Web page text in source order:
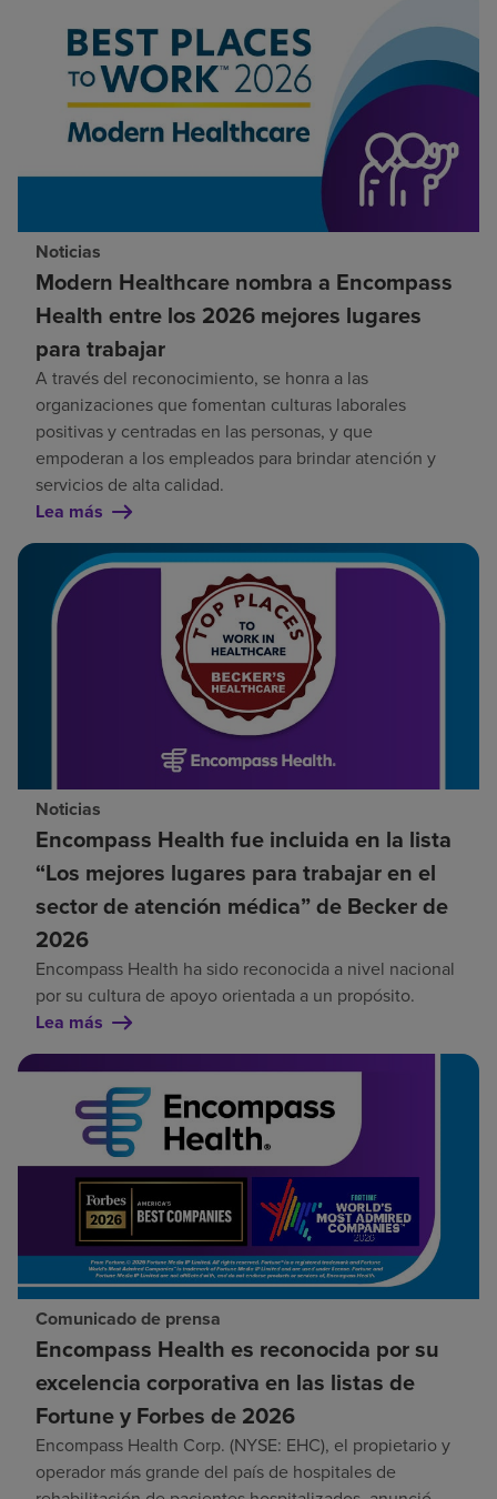
Noticias
Modern Healthcare nombra a Encompass
Health entre los 2026 mejores lugares
para trabajar
A través del reconocimiento, se honra a las
organizaciones que fomentan culturas laborales
positivas y centradas en las personas, y que
empoderan a los empleados para brindar atención y
servicios de alta calidad.
Lea más
Noticias
Encompass Health fue incluida en la lista
“Los mejores lugares para trabajar en el
sector de atención médica” de Becker de
2026
Encompass Health ha sido reconocida a nivel nacional
por su cultura de apoyo orientada a un propósito.
Lea más
Comunicado de prensa
Encompass Health es reconocida por su
excelencia corporativa en las listas de
Fortune y Forbes de 2026
Encompass Health Corp. (NYSE: EHC), el propietario y
operador más grande del país de hospitales de